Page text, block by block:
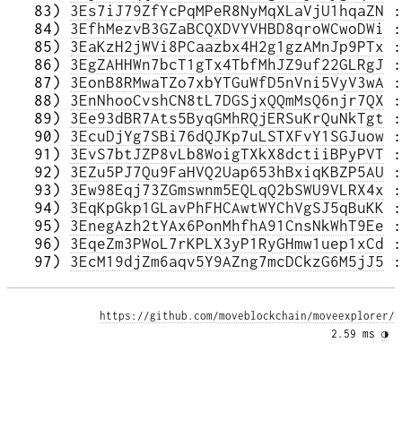
   83)
3Es7iJ79ZfYcPqMPeR8NyMqXLaVjU1hqaZN :
   84)
3EfhMezvB3GZaBCQXDVYVHBD8qroWCwoDWi :
   85)
3EaKzH2jWVi8PCaazbx4H2g1gzAMnJp9PTx :
   86)
3EgZAHHWn7bcT1gTx4TbfMhJZ9uf22GLRgJ :
   87)
3EonB8RMwaTZo7xbYTGuWfD5nVni5VyV3wA :
   88)
3EnNhooCvshCN8tL7DGSjxQQmMsQ6njr7QX :
   89)
3Ee93dBR7Ats5ByqGMhRQjERSuKrQuNkTgt :
   90)
3EcuDjYg7SBi76dQJKp7uLSTXFvY1SGJuow :
   91)
3EvS7btJZP8vLb8WoigTXkX8dctiiBPyPVT :
   92)
3EZu5PJ7Qu9FaHVQ2Uap653hBxiqKBZP5AU :
   93)
3Ew98Eqj73ZGmswnm5EQLqQ2bSWU9VLRX4x :
   94)
3EqKpGkp1GLavPhFHCAwtWYChVgSJ5qBuKK :
   95)
3EnegAzh2tYAx6PonMhfhA91CnsNkWhT9Ee :
   96)
3EqeZm3PWoL7rKPLX3yP1RyGHmw1uep1xCd
:
   97)
3EcM19djZm6aqv5Y9AZng7mcDCkzG6M5jJ5
https://github.com/moveblockchain/moveexplorer/
2.59 ms ◑